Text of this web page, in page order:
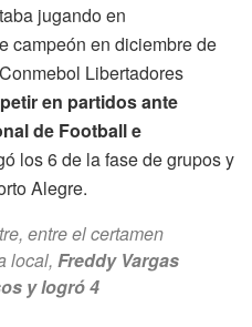
jugando en
campeón en diciembre de
Libertadores
en partidos ante
de Football e
los 6 de la fase de grupos y
Alegre.
entre el certamen
local, Freddy Vargas
y logró 4